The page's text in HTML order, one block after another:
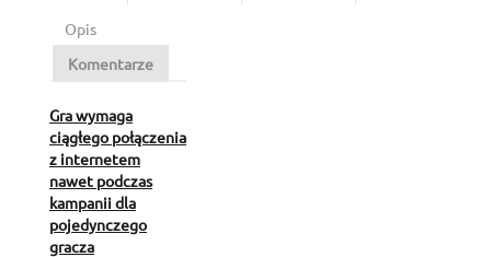
Opis
Komentarze
Gra wymaga
ciągłego połączenia
z internetem
nawet podczas
kampanii dla
pojedynczego
gracza